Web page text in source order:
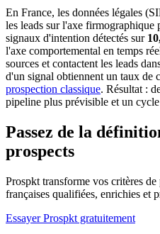
En France, les données légales
les leads sur l'axe firmographique
signaux d'intention détectés sur
l'axe comportemental en temps
sources et contactent les leads
d'un signal obtiennent un taux de
prospection classique. Résultat :
pipeline plus prévisible et un
Passez de la
prospects
Prospkt transforme vos critères
françaises qualifiées, enrichies et
Essayer Prospkt gratuitement